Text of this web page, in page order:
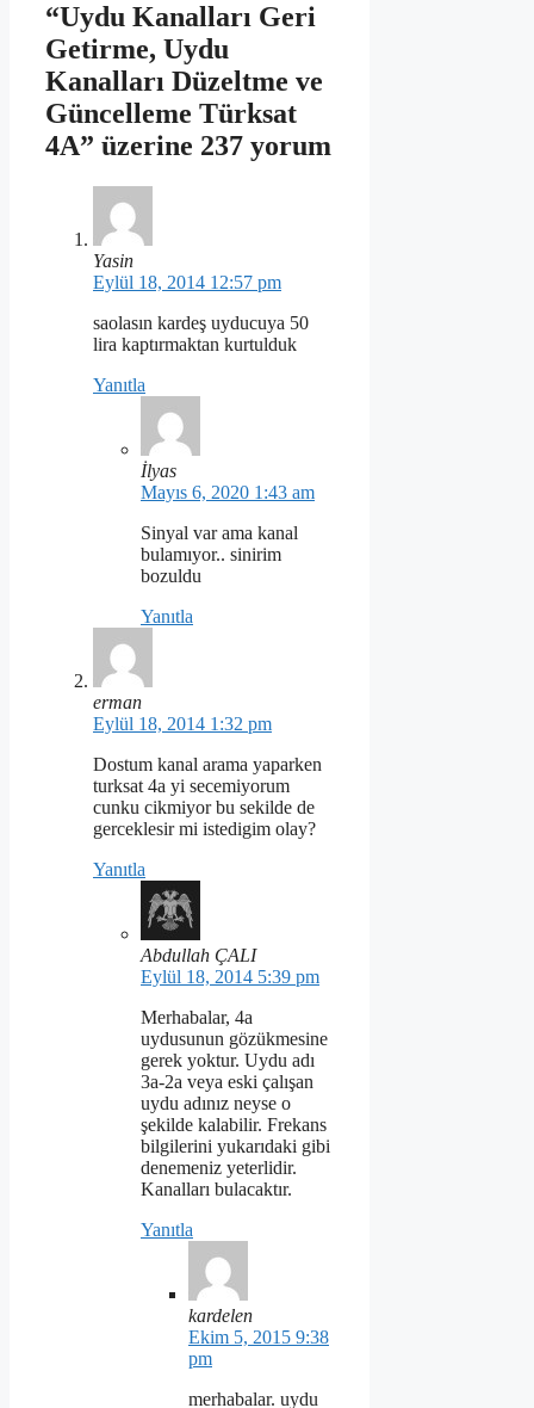
“Uydu Kanalları Geri
Getirme, Uydu
Kanalları Düzeltme ve
Güncelleme Türksat
4A” üzerine 237 yorum
Yasin
Eylül 18, 2014 12:57 pm
saolasın kardeş uyducuya 50
lira kaptırmaktan kurtulduk
Yanıtla
İlyas
Mayıs 6, 2020 1:43 am
Sinyal var ama kanal
bulamıyor.. sinirim
bozuldu
Yanıtla
erman
Eylül 18, 2014 1:32 pm
Dostum kanal arama yaparken
turksat 4a yi secemiyorum
cunku cikmiyor bu sekilde de
gerceklesir mi istedigim olay?
Yanıtla
Abdullah ÇALI
Eylül 18, 2014 5:39 pm
Merhabalar, 4a
uydusunun gözükmesine
gerek yoktur. Uydu adı
3a-2a veya eski çalışan
uydu adınız neyse o
şekilde kalabilir. Frekans
bilgilerini yukarıdaki gibi
denemeniz yeterlidir.
Kanalları bulacaktır.
Yanıtla
kardelen
Ekim 5, 2015 9:38
pm
merhabalar. uydu